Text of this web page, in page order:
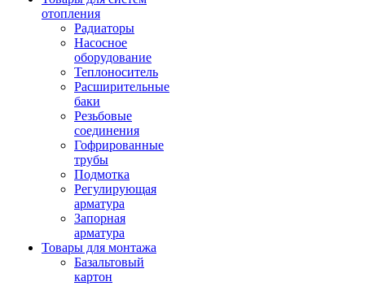
отопления
Радиаторы
Насосное
оборудование
Теплоноситель
Расширительные
баки
Резьбовые
соединения
Гофрированные
трубы
Подмотка
Регулирующая
арматура
Запорная
арматура
Товары для монтажа
Базальтовый
картон